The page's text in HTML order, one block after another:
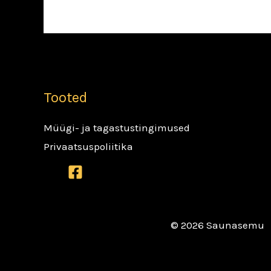
Tooted
Müügi- ja tagastustingimused
Privaatsuspoliitika
© 2026 Saunasemu